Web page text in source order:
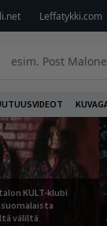
Leffatykki.com
KULT-klubi
väliltä